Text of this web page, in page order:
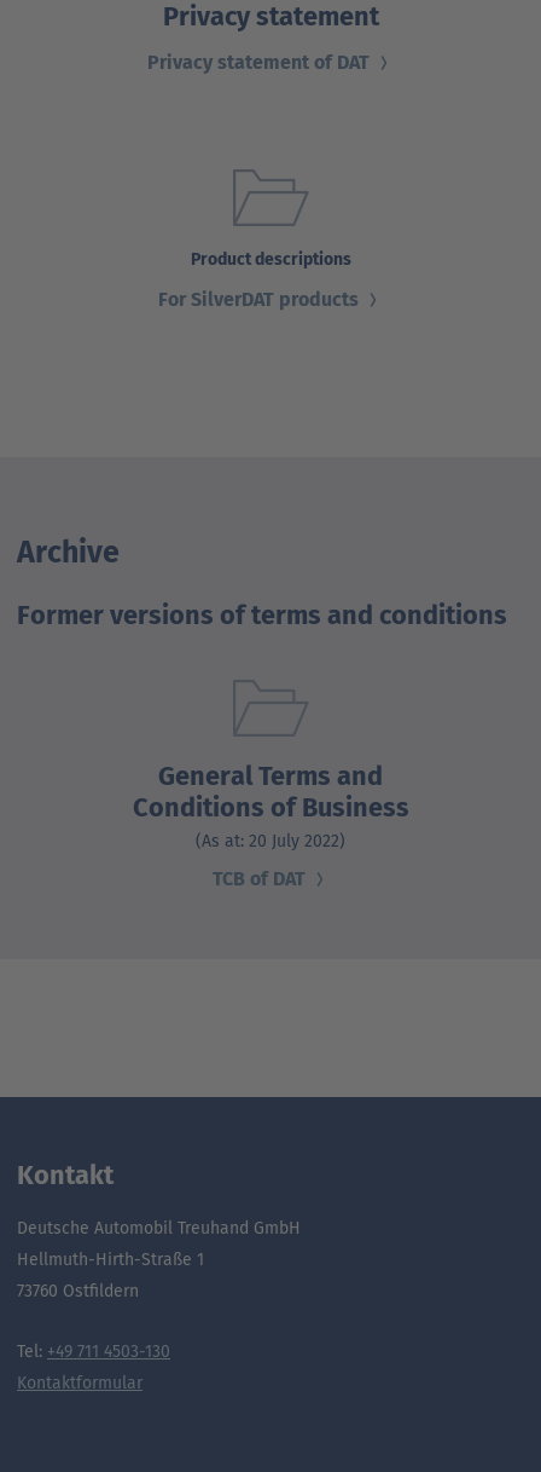
Privacy statement
Privacy statement of DAT
Product descriptions
For SilverDAT products
Archive
Former versions of terms and conditions
General Terms and
Conditions of Business
(As at: 20 July 2022)
TCB of DAT
Kontakt
Deutsche Automobil Treuhand GmbH
Hellmuth-Hirth-Straße 1
73760 Ostfildern
Tel: +49 711 4503-130
Kontaktformular